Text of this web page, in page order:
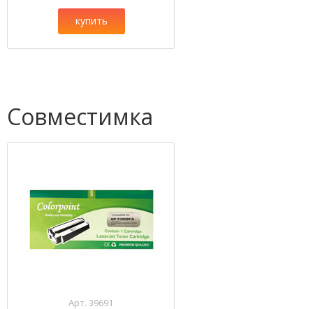
купить
Совместимка
Арт. 39691